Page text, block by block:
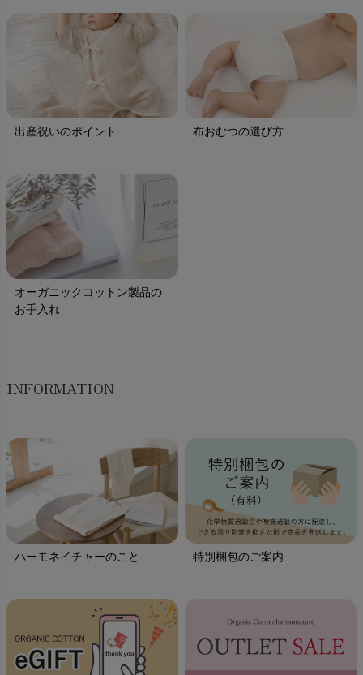
出産祝いのポイント 布おむつの選び方
オーガニックコットン製品の
お手入れ
INFORMATION
ハーモネイチャーのこと 特別梱包のご案内